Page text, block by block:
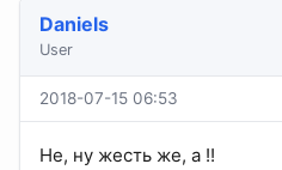
Daniels
User
2018-07-15 06:53
Не, ну жесть же, а !!